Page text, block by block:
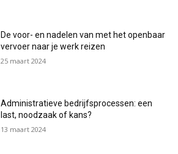
De voor- en nadelen van met het openbaar
vervoer naar je werk reizen
25 maart 2024
Administratieve bedrijfsprocessen: een
last, noodzaak of kans?
13 maart 2024